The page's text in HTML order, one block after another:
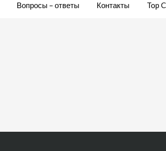
Вопросы – ответы Контакты Top